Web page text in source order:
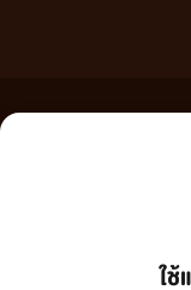
ใ
เว็บไซต์แห่งนี้ไม่ได้เห็นด้วยและไ
วิจารณญาณในการกลั่นกรองด้วย
กรุณาแจ้งมาที่
ลิขสิทธิ์ตามพระราชบัญญัติลิขสิทธิ์